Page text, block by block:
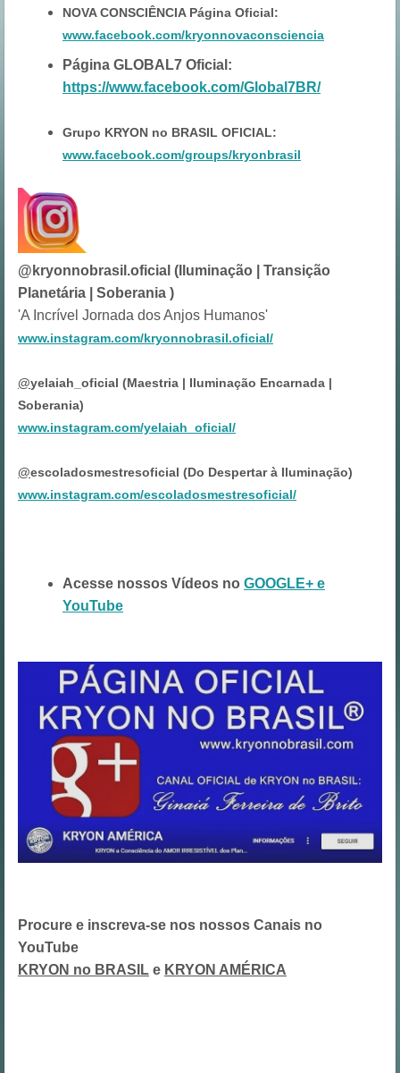
NOVA CONSCIÊNCIA Página Oficial:
www.facebook.com/kryonnovaconsciencia
Página GLOBAL7 Oficial:
https://www.facebook.com/Global7BR/
Grupo KRYON no BRASIL OFICIAL:
www.facebook.com/groups/kryonbrasil
@kryonnobrasil.oficial (Iluminação | Transição
Planetária | Soberania )
'A Incrível Jornada dos Anjos Humanos'
www.instagram.com/kryonnobrasil.oficial/
@yelaiah_oficial (Maestria | Iluminação Encarnada |
Soberania)
www.instagram.com/yelaiah_oficial/
@escoladosmestresoficial (Do Despertar à Iluminação)
www.instagram.com/escoladosmestresoficial/
Acesse nossos Vídeos no GOOGLE+ e
YouTube
Procure e inscreva-se nos nossos Canais no
YouTube
KRYON no BRASIL e KRYON AMÉRICA